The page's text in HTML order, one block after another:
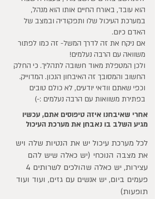
אחרי שאיבחנו איזה טיפוסים אתם, עכשיו
מגיע השלב בו נאבחן את מערכת העיכול
לכל מערכת עיכול יש את הנטיות שלה ויש
את מצבה הנוכחי (יש כאלה שיש להם
עצירות, יש כאלה שהולכים לשרותים 4
פעמים ביום, יש אנשים עם גזים, ועוד ועוד
תופעות)
הוא עובד, באורח החיים אותו הוא מנהל,
במערכת העיכול שלו ותפקודיה ובמצב של
האדם כיום.
אם ניקח את זה לדרך המשל- זה כמו לפתור
משוואה עם הרבה נעלמים!
ולכן המטפלת מאוד חשובה לתהליך. כי החלק
החשוב והמסובך זה האיבחון הנכון. המדוייק.
וכפי שאתם וודאי יודעים, לא כולם טובים
בפתירת משוואות עם הרבה נעלמים :-)